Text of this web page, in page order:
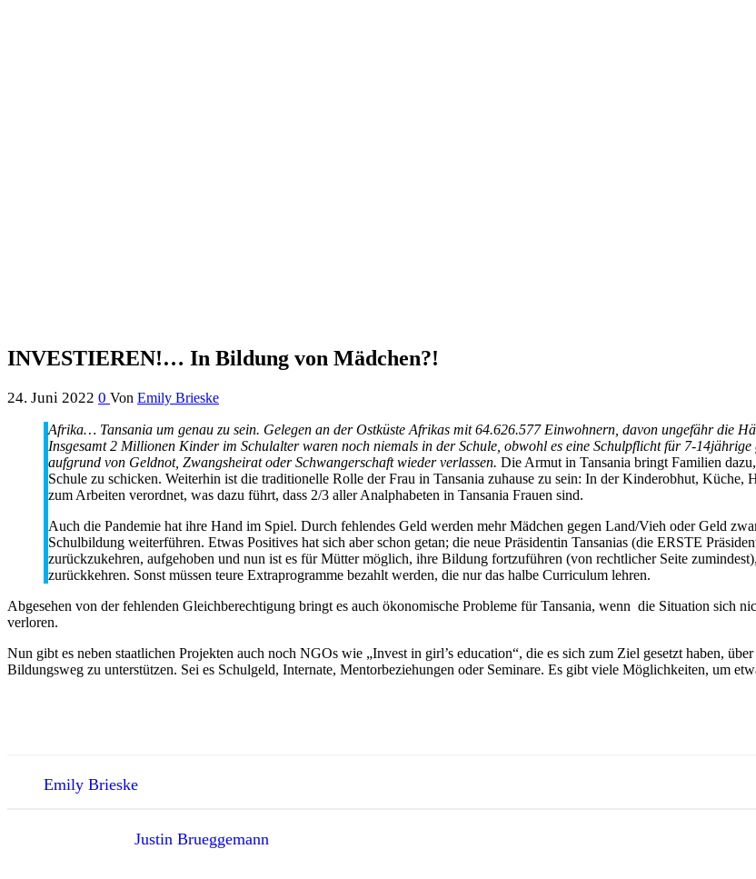
INVESTIEREN!… In Bildung von Mädchen?!
24. Juni 2022 0 Von Emily Brieske
Afrika… Tansania um genau zu sein. Gelegen an der Ostküste Afrikas mit 64.626.577 Einwohnern, davon ungefähr die
Insgesamt 2 Millionen Kinder im Schulalter waren noch niemals in der Schule, obwohl es eine Schulpflicht für 7-
aufgrund von Geldnot, Zwangsheirat oder Schwangerschaft wieder verlassen. Die Armut in Tansania bringt Familien
Schule zu schicken. Weiterhin ist die traditionelle Rolle der Frau in Tansania zuhause zu sein: In der Kinderobhut, Küche,
zum Arbeiten verordnet, was dazu führt, dass 2/3 aller Analphabeten in Tansania Frauen sind.
Auch die Pandemie hat ihre Hand im Spiel. Durch fehlendes Geld werden mehr Mädchen gegen Land/Vieh oder Geld
Schulbildung weiterführen. Etwas Positives hat sich aber schon getan; die neue Präsidentin Tansanias (die ERSTE
zurückzukehren, aufgehoben und nun ist es für Mütter möglich, ihre Bildung fortzuführen (von rechtlicher Seite
zurückkehren. Sonst müssen teure Extraprogramme bezahlt werden, die nur das halbe Curriculum lehren.
Abgesehen von der fehlenden Gleichberechtigung bringt es auch ökonomische Probleme für Tansania, wenn die Situation sich
verloren.
Nun gibt es neben staatlichen Projekten auch noch NGOs wie „Invest in girl’s education“, die es sich zum Ziel gesetzt haben,
Bildungsweg zu unterstützen. Sei es Schulgeld, Internate, Mentorbeziehungen oder Seminare. Es gibt viele Möglichkeiten, um
Emily Brieske
Justin Brueggemann